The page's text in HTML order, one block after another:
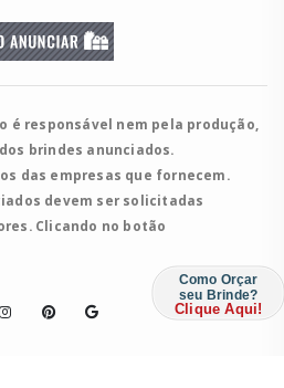
é responsável nem pela produção,
brindes anunciados.
das empresas que fornecem.
devem ser solicitadas
Clicando no botão
Como Orçar
seu Brinde?
Clique Aqui!